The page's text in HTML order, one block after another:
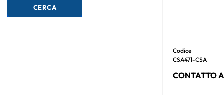
Codice
CSA471-CSA
CONTATTO